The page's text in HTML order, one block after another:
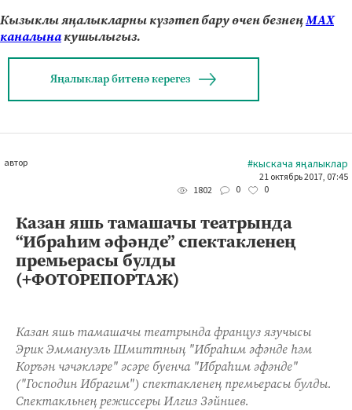
Кызыклы яңалыкларны күзәтеп бару өчен безнеңМАХ
каналынакушылыгыз.
Яңалыклар битенә керегез
автор #кыскача яңалыклар
21 октябрь 2017, 07:45
1802
0 0
Казан яшь тамашачы театрында
“Ибраһим әфәнде” спектакленең
премьерасы булды
(+ФОТОРЕПОРТАЖ)
Казан яшь тамашачы театрында француз язучысы
Эрик Эммануэль Шмиттның "Ибраһим әфәнде һәм
Коръән чәчәкләре" әсәре буенча "Ибраһим әфәнде"
("Господин Ибрагим") спектакленең премьерасы булды.
Спектакльнең режиссеры Илгиз Зәйниев.